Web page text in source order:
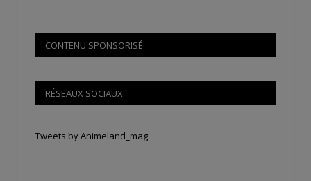
CONTENU SPONSORISÉ
RÉSEAUX SOCIAUX
Tweets by Animeland_mag